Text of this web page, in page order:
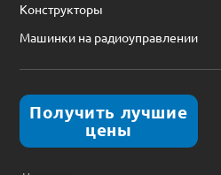
Конструкторы
Машинки на радиоуправлении
Получить лучшие
цены